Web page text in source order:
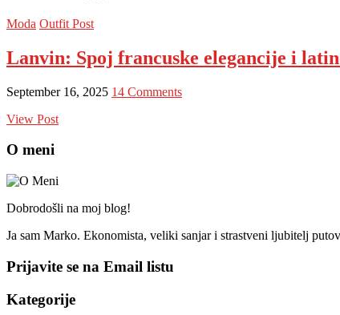
Moda Outfit Post
Lanvin: Spoj francuske elegancije i
September 16, 2025 14 Comments
View Post
O meni
Dobrodošli na moj blog!
Ja sam Marko. Ekonomista, veliki sanjar i strastveni ljubitelj
Prijavite se na Email listu
Kategorije